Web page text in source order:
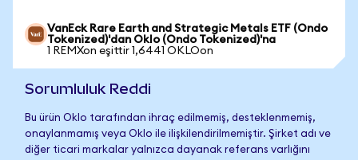
VanEck Rare Earth and Strategic Metals ETF (Ondo
Tokenized)'dan Oklo (Ondo Tokenized)'na
1 REMXon eşittir 1,6441 OKLOon
Sorumluluk Reddi
Bu ürün Oklo tarafından ihraç edilmemiş, desteklenmemiş,
onaylanmamış veya Oklo ile ilişkilendirilmemiştir. Şirket adı ve
diğer ticari markalar yalnızca dayanak referans varlığını